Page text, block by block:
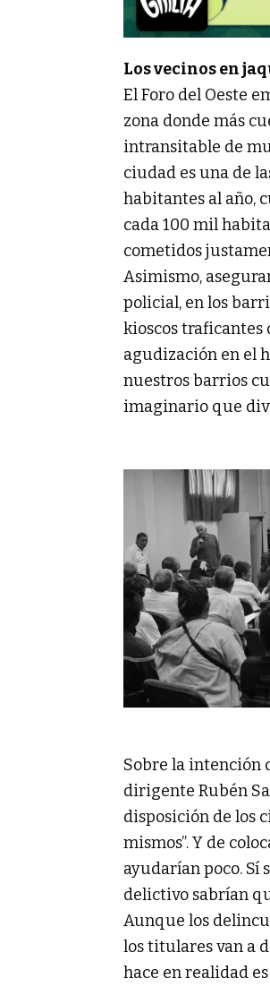
Los vecinos en
El Foro del Oeste
zona donde más
intransitable de
ciudad es una de
habitantes al año,
cada 100 mil
cometidos
Asimismo,
policial, en los
kioscos traficantes
agudización en el
nuestros barrios
imaginario que
Sobre la intención
dirigente Rubén
disposición de los
mismos”. Y de
ayudarían poco. Sí
delictivo sabrían
Aunque los
los titulares van a
hace en realidad